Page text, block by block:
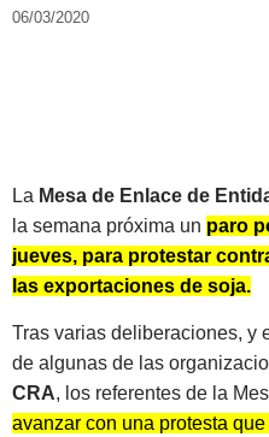
06/03/2020
La Mesa de Enlace de
la semana próxima un paro
jueves, para protestar
las exportaciones de soja.
Tras varias deliberaciones, y
de algunas de las
CRA, los referentes de la
avanzar con una protesta